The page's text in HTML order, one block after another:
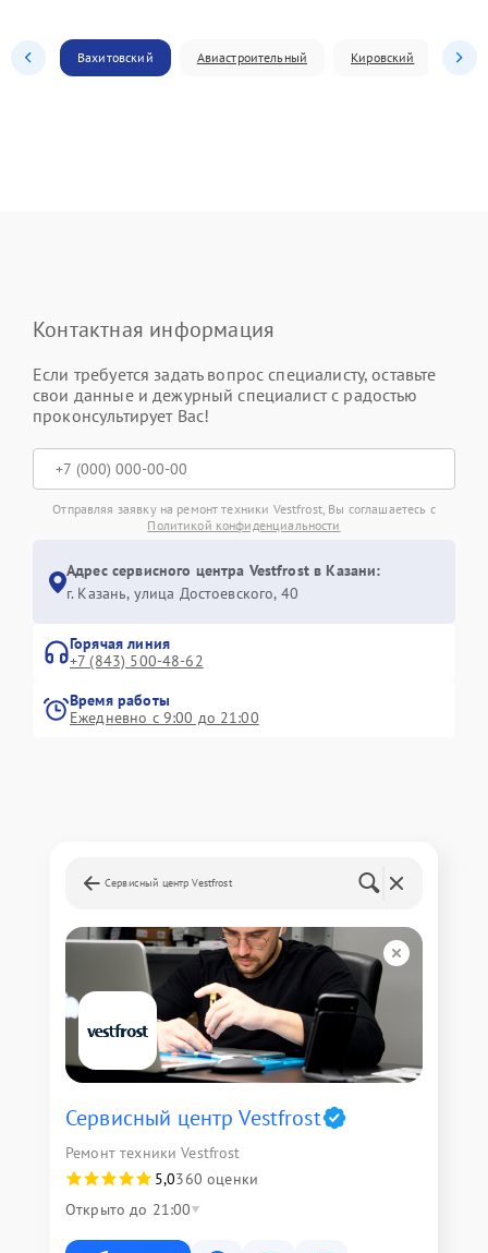
Вахитовский Авиастроительный Кировский
Контактная информация
Если требуется задать вопрос специалисту, оставьте
свои данные и дежурный специалист с радостью
проконсультирует Вас!
Отправляя заявку на ремонт техники Vestfrost, Вы соглашаетесь с
Политикой конфиденциальности
Адрес сервисного центра Vestfrost в Казани:
г. Казань, улица Достоевского, 40
Горячая линия
+7 (843) 500-48-62
Время работы
Ежедневно с 9:00 до 21:00
Сервисный центр Vestfrost
Сервисный центр Vestfrost
Ремонт техники Vestfrost
5,0360 оценки
Открыто до 21:00